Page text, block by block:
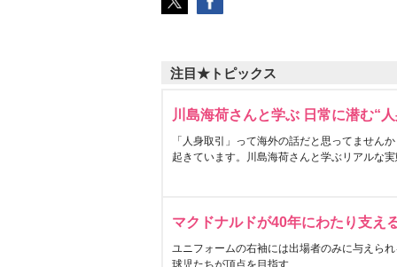
注目★トピックス
川島海荷さんと学ぶ 日常に潜む“
「人身取引」って海外の話だと思ってません
起きています。川島海荷さんと学ぶリアルな
マクドナルドが40年にわたり支え
ユニフォームの右袖には出場者のみに与えら
球児たちが頂点を目指す